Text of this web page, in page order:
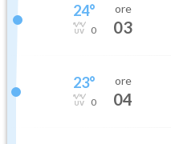
24°
0
ore
03
23°
0
ore
04